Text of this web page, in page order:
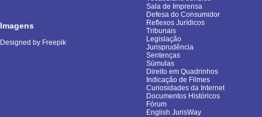
Imagens
Designed by Freepik
Sala de Imprensa
Defesa do Consumidor
Reflexos Jurídicos
Tribunais
Legislação
Jurisprudência
Sentenças
Súmulas
Direito em Quadrinhos
Indicação de Filmes
Curiosidades da Internet
Documentos Históricos
Fórum
English JurisWay